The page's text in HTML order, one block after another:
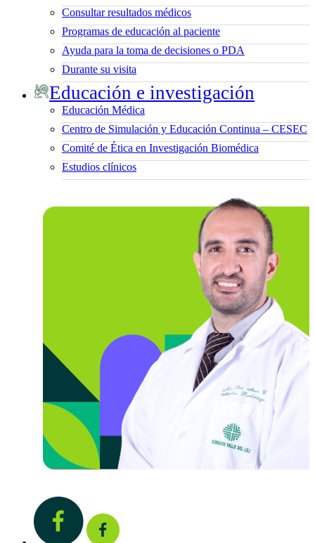
Consultar resultados médicos
Programas de educación al paciente
Ayuda para la toma de decisiones o PDA
Durante su visita
Educación e investigación
Educación Médica
Centro de Simulación y Educación Continua – CESEC
Comité de Ética en Investigación Biomédica
Estudios clínicos